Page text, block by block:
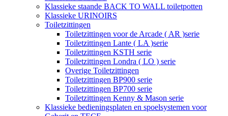
Klassieke staande BACK TO WALL toiletpotten
Klassieke URINOIRS
Toiletzittingen
Toiletzittingen voor de Arcade ( AR )serie
Toiletzittingen Lante ( LA )serie
Toiletzittingen KSTH serie
Toiletzittingen Londra ( LO ) serie
Overige Toiletzittingen
Toiletzittingen BP900 serie
Toiletzittingen BP700 serie
Toiletzittingen Kenny & Mason serie
Klassieke bedieningsplaten en spoelsystemen voor